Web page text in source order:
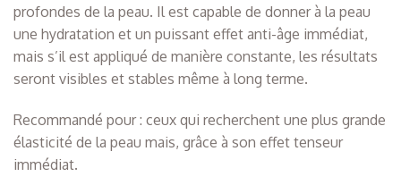
profondes de la peau. Il est capable de donner à la peau
une hydratation et un puissant effet anti-âge immédiat,
mais s’il est appliqué de manière constante, les résultats
seront visibles et stables même à long terme.
Recommandé pour : ceux qui recherchent une plus grande
élasticité de la peau mais, grâce à son effet tenseur
immédiat.